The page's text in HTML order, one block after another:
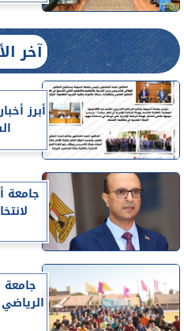
آخر
أبرز
جامعة